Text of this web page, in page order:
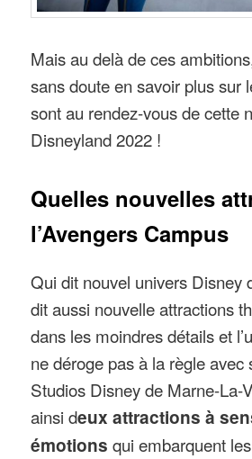
Mais au delà de ces
sans doute en savoir plus sur
sont au rendez-vous de cette
Disneyland 2022 !
Quelles nouvelles
l’Avengers Campus
Qui dit nouvel univers Disney
dit aussi nouvelle attractions
dans les moindres détails et
ne déroge pas à la règle avec
Studios Disney de Marne-La-
ainsi deux attractions à
émotions qui embarquent